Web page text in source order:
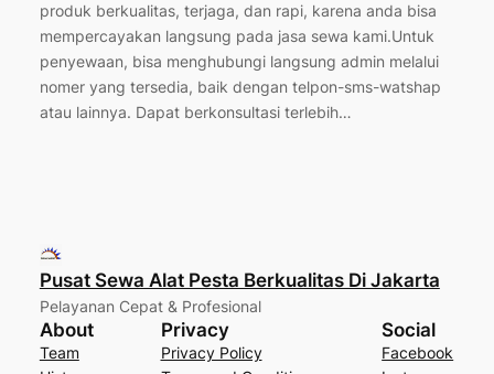
produk berkualitas, terjaga, dan rapi, karena anda bisa
mempercayakan langsung pada jasa sewa kami.Untuk
penyewaan, bisa menghubungi langsung admin melalui
nomer yang tersedia, baik dengan telpon-sms-watshap
atau lainnya. Dapat berkonsultasi terlebih…
Pusat Sewa Alat Pesta Berkualitas Di Jakarta
Pelayanan Cepat & Profesional
About
Team
Privacy
Privacy Policy
Social
Facebook